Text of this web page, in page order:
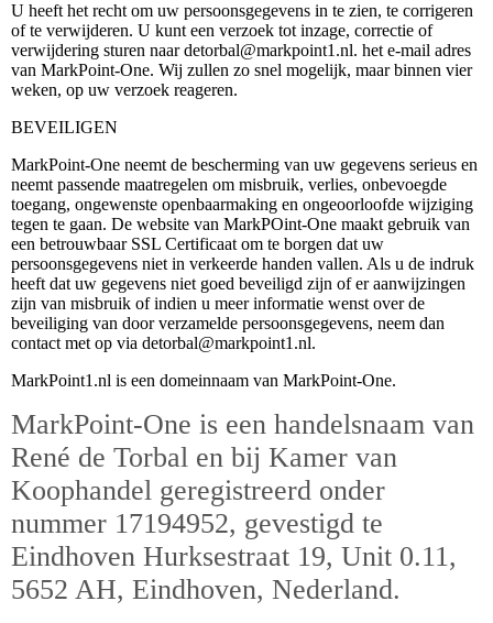
U heeft het recht om uw persoonsgegevens in te zien, te corrigeren
of te verwijderen. U kunt een verzoek tot inzage, correctie of
verwijdering sturen naar detorbal@markpoint1.nl. het e-mail adres
van MarkPoint-One. Wij zullen zo snel mogelijk, maar binnen vier
weken, op uw verzoek reageren.
BEVEILIGEN
MarkPoint-One neemt de bescherming van uw gegevens serieus en
neemt passende maatregelen om misbruik, verlies, onbevoegde
toegang, ongewenste openbaarmaking en ongeoorloofde wijziging
tegen te gaan. De website van MarkPOint-One maakt gebruik van
een betrouwbaar SSL Certificaat om te borgen dat uw
persoonsgegevens niet in verkeerde handen vallen. Als u de indruk
heeft dat uw gegevens niet goed beveiligd zijn of er aanwijzingen
zijn van misbruik of indien u meer informatie wenst over de
beveiliging van door verzamelde persoonsgegevens, neem dan
contact met op via detorbal@markpoint1.nl.
MarkPoint1.nl is een domeinnaam van MarkPoint-One.
MarkPoint-One is een handelsnaam van
René de Torbal en bij Kamer van
Koophandel geregistreerd onder
nummer 17194952, gevestigd te
Eindhoven Hurksestraat 19, Unit 0.11,
5652 AH, Eindhoven, Nederland.